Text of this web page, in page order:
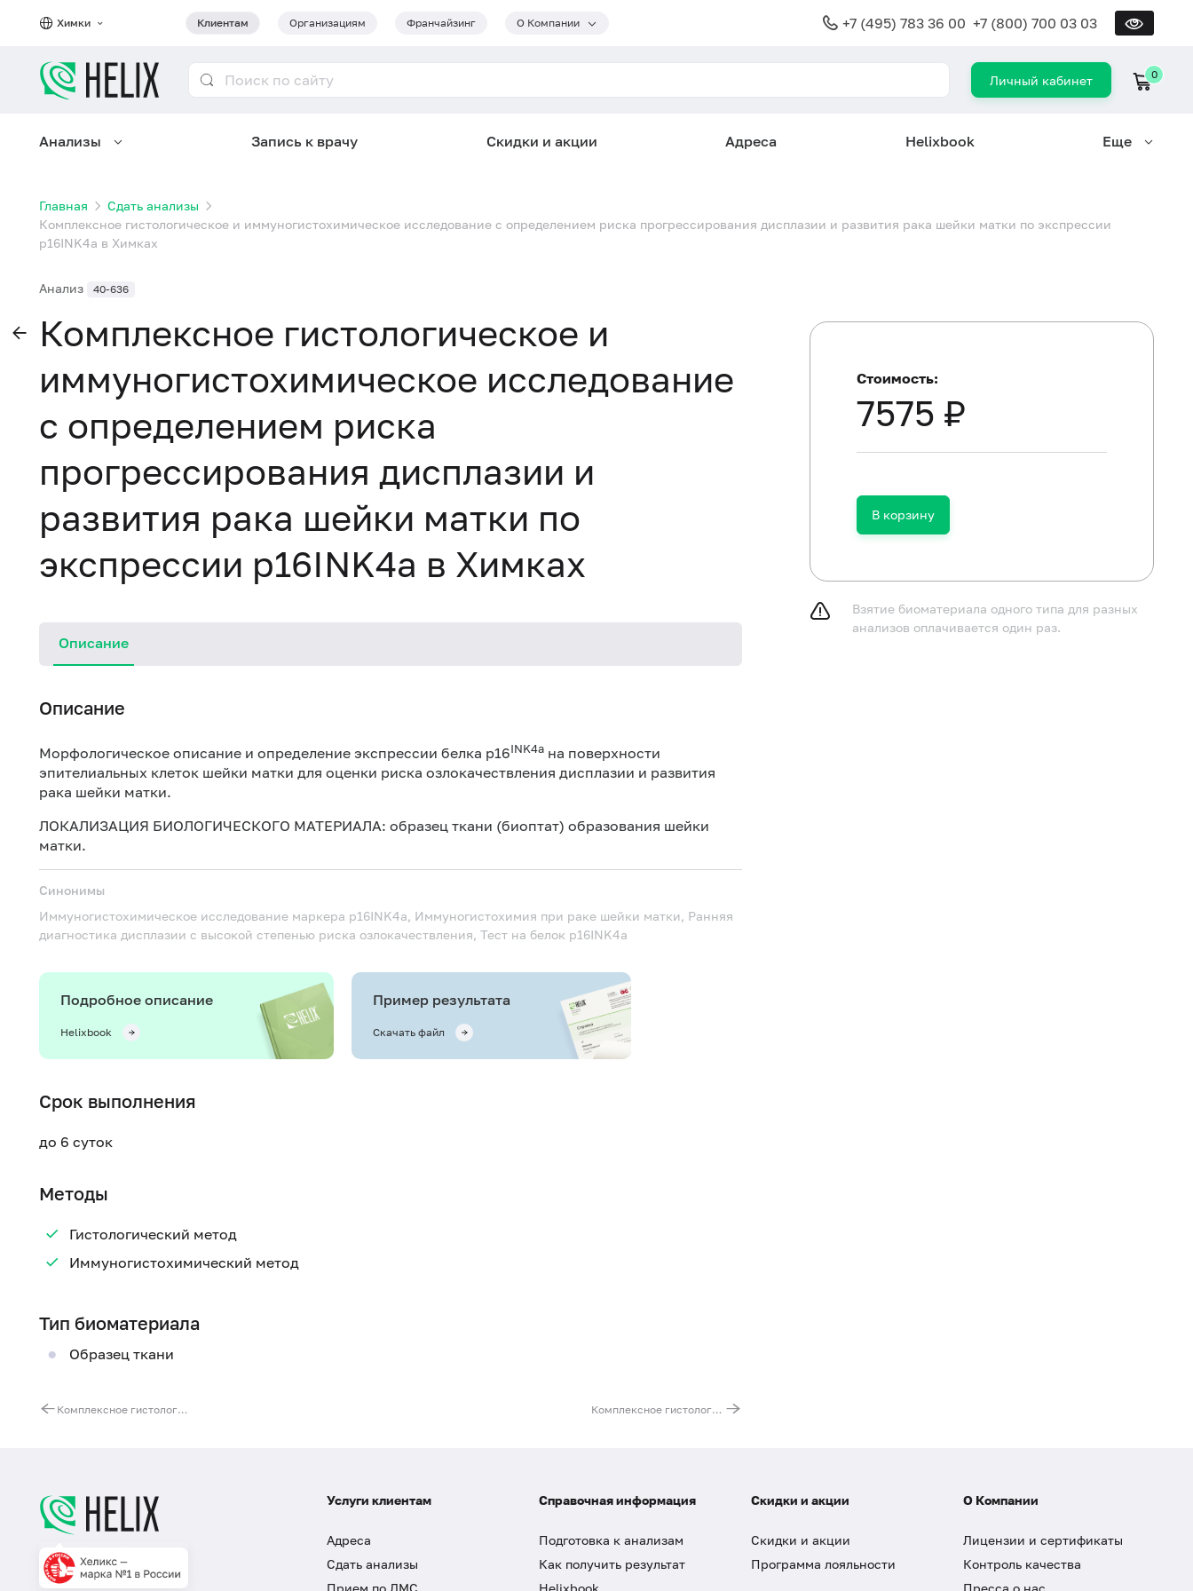
Химки Клиентам Организациям Франчайзинг О Компании +7 (495) 783 36 00 +7 (800) 700 03 03
Личный кабинет 0
Анализы Запись к врачу Скидки и акции Адреса Helixbook Еще
Главная
Сдать анализы
Комплексное гистологическое и иммуногистохимическое исследование с определением риска прогрессирования дисплазии и развития рака шейки матки по экспрессии
p16INK4a в Химках
Анализ 40-636
Комплексное гистологическое и
иммуногистохимическое исследование
с определением риска
прогрессирования дисплазии и
развития рака шейки матки по
экспрессии p16INK4a в Химках
Описание
Описание
Морфологическое описание и определение экспрессии белка p16INK4a на поверхности
эпителиальных клеток шейки матки для оценки риска озлокачествления дисплазии и развития
рака шейки матки.
ЛОКАЛИЗАЦИЯ БИОЛОГИЧЕСКОГО МАТЕРИАЛА: образец ткани (биоптат) образования шейки
матки.
Синонимы
Иммуногистохимическое исследование маркера p16INK4a, Иммуногистохимия при раке шейки матки, Ранняя
диагностика дисплазии с высокой степенью риска озлокачествления, Тест на белок p16INK4a
Подробное описание
Helixbook
Пример результата
Скачать файл
Срок выполнения
до 6 суток
Методы
Гистологический метод
Иммуногистохимический метод
Тип биоматериала
Образец ткани
Комплексное гистологическое и иммуногистохимическое исследование с определением пролиферативной активности по экспрессии Ki-67 Комплексное гистологическое и иммуногистохимическое исследование с определением HER2 статуса опухоли по экспрессии HER2/neu
Стоимость:
7575 ₽
В корзину
Взятие биоматериала одного типа для разных
анализов оплачивается один раз.
Услуги клиентам
Адреса
Сдать анализы
Прием по ДМС
Справочная информация
Подготовка к анализам
Как получить результат
Helixbook
Скидки и акции
Скидки и акции
Программа лояльности
О Компании
Лицензии и сертификаты
Контроль качества
Пресса о нас